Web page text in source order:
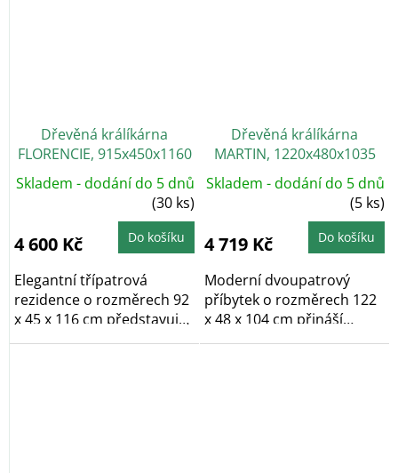
Dřevěná králíkárna
FLORENCIE, 915x450x1160
mm
Skladem - dodání do 5 dnů
(30 ks)
4 600 Kč Do košíku
Elegantní třípatrová
rezidence o rozměrech 92
x 45 x 116 cm představuje
prostorově...
Dřevěná králíkárna
MARTIN, 1220x480x1035
mm
Skladem - dodání do 5 dnů
(5 ks)
4 719 Kč Do košíku
Moderní dvoupatrový
příbytek o rozměrech 122
x 48 x 104 cm přináší
novou úroveň...